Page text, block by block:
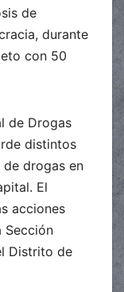
de
durante
con 50
de Drogas
distintos
drogas en
El
acciones
Sección
Distrito de